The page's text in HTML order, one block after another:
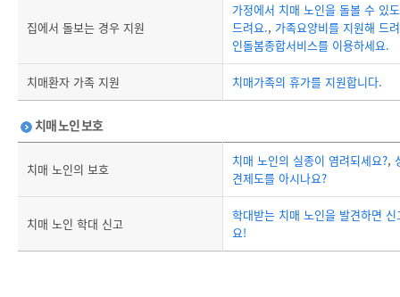
집에서 돌보는 경우 지원
가정에서 치매 노인을 돌볼 수 있
드려요., 가족요양비를 지원해 드
인돌봄종합서비스를 이용하세요.
치매환자 가족 지원 치매가족의 휴가를 지원합니다.
치매 노인 보호
치매 노인의 보호
치매 노인의 실종이 염려되세요?,
견제도를 아시나요?
치매 노인 학대 신고
학대받는 치매 노인을 발견하면 신
요!